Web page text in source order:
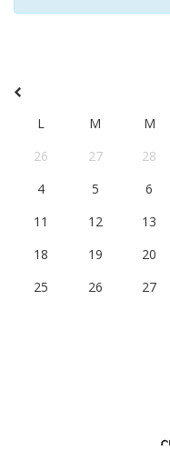
L M M
26
27 28
4
5 6
11
12 13
18
19 20
25
26 27